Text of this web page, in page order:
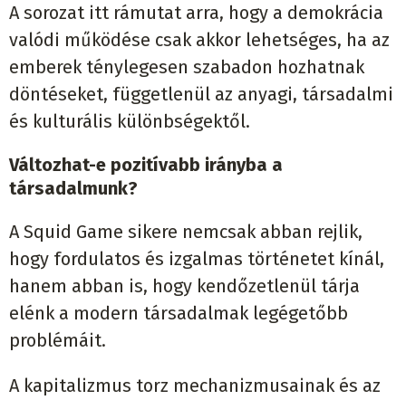
A sorozat itt rámutat arra, hogy a demokrácia
valódi működése csak akkor lehetséges, ha az
emberek ténylegesen szabadon hozhatnak
döntéseket, függetlenül az anyagi, társadalmi
és kulturális különbségektől.
Változhat-e pozitívabb irányba a
társadalmunk?
A Squid Game sikere nemcsak abban rejlik,
hogy fordulatos és izgalmas történetet kínál,
hanem abban is, hogy kendőzetlenül tárja
elénk a modern társadalmak legégetőbb
problémáit.
A kapitalizmus torz mechanizmusainak és az